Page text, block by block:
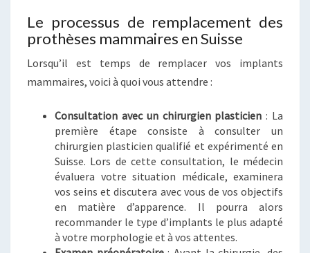
Le processus de remplacement des
prothèses mammaires en Suisse
Lorsqu’il est temps de remplacer vos implants
mammaires, voici à quoi vous attendre :
Consultation avec un chirurgien plasticien : La
première étape consiste à consulter un
chirurgien plasticien qualifié et expérimenté en
Suisse. Lors de cette consultation, le médecin
évaluera votre situation médicale, examinera
vos seins et discutera avec vous de vos objectifs
en matière d’apparence. Il pourra alors
recommander le type d’implants le plus adapté
à votre morphologie et à vos attentes.